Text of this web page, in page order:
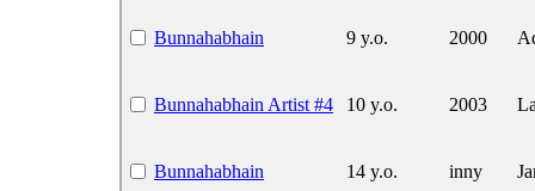
Bunnahabhain 9 y.o. 2000
Bunnahabhain Artist #4 10 y.o. 2003
Bunnahabhain 14 y.o. inny